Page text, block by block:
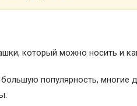
который можно носить и
популярность, многие